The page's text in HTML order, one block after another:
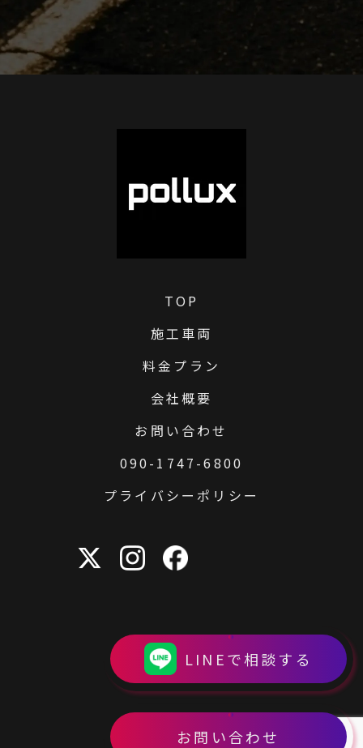
TOP
施工車両
料金プラン
会社概要
お問い合わせ
090-1747-6800
プライバシーポリシー
LINEで相談する
お問い合わせ